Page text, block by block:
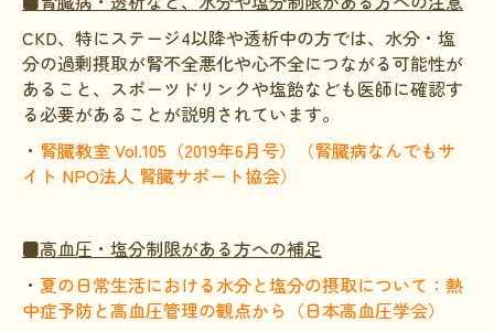
CKD、特にステージ4以降や透析中の方では、水分・塩
分の過剰摂取が腎不全悪化や心不全につながる可能性が
あること、スポーツドリンクや塩飴なども医師に確認す
る必要があることが説明されています。
・ 腎臓教室 Vol.105（2019年6月号）（腎臓病なんでもサ
イト NPO法人 腎臓サポート協会）
■高血圧・塩分制限がある方への補足
・ 夏の日常生活における水分と塩分の摂取について：熱
中症予防と高血圧管理の観点から（日本高血圧学会）